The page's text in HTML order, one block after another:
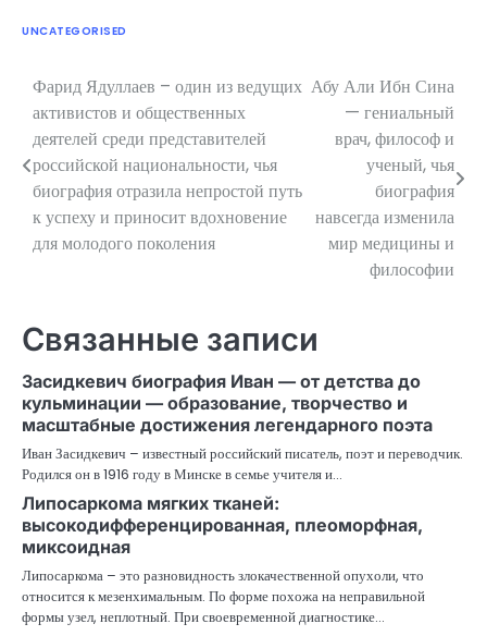
UNCATEGORISED
Навигация
по
записям
Фарид Ядуллаев – один из ведущих
активистов и общественных
деятелей среди представителей
российской национальности, чья
биография отразила непростой путь
к успеху и приносит вдохновение
для молодого поколения
Абу Али Ибн Сина
— гениальный
врач, философ и
ученый, чья
биография
навсегда изменила
мир медицины и
философии
Связанные записи
Засидкевич биография Иван — от детства до
кульминации — образование, творчество и
масштабные достижения легендарного поэта
Иван Засидкевич – известный российский писатель, поэт и переводчик.
Родился он в 1916 году в Минске в семье учителя и…
Липосаркома мягких тканей:
высокодифференцированная, плеоморфная,
миксоидная
Липосаркома – это разновидность злокачественной опухоли, что
относится к мезенхимальным. По форме похожа на неправильной
формы узел, неплотный. При своевременной диагностике…